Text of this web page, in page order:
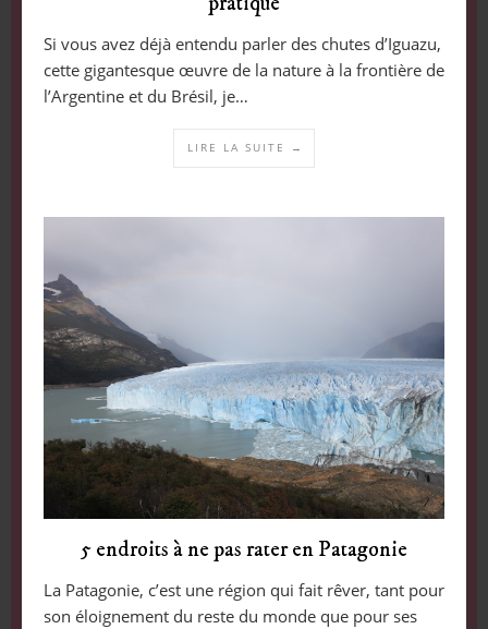
Si vous avez déjà entendu parler des chutes d’Iguazu,
cette gigantesque œuvre de la nature à la frontière de
l’Argentine et du Brésil, je…
LIRE LA SUITE →
5 endroits à ne pas rater en Patagonie
La Patagonie, c’est une région qui fait rêver, tant pour
son éloignement du reste du monde que pour ses